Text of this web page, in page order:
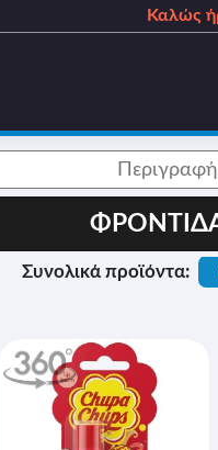
Καλώς
Συνολικά προϊόντα: